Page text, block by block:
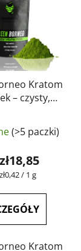
Kratom
– czysty,
ocena
produktu
wynosi
na
(>5 paczki)
zł18,85
/ 1 g
Kratom